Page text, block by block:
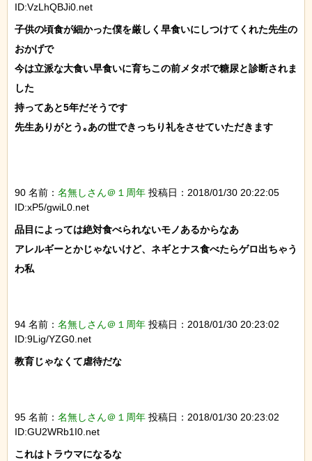
ID:VzLhQBJi0.net
子供の頃食が細かった僕を厳しく早食いにしつけてくれた先生の
おかげで
今は立派な大食い早食いに育ちこの前メタボで糖尿と診断されま
した
持ってあと5年だそうです
先生ありがとう｡あの世できっちり礼をさせていただきます
90 名前： 名無しさん＠１周年 投稿日：2018/01/30 20:22:05
ID:xP5/gwiL0.net
品目によっては絶対食べられないモノあるからなあ
アレルギーとかじゃないけど、ネギとナス食べたらゲロ出ちゃう
わ私
94 名前： 名無しさん＠１周年 投稿日：2018/01/30 20:23:02
ID:9Lig/YZG0.net
教育じゃなくて虐待だな
95 名前： 名無しさん＠１周年 投稿日：2018/01/30 20:23:02
ID:GU2WRb1I0.net
これはトラウマになるな